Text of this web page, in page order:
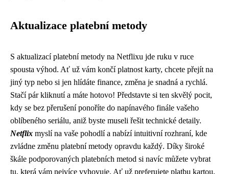
Aktualizace platební metody
S aktualizací platební metody na Netflixu jde ruku v ruce
spousta výhod. Ať už vám končí platnost karty, chcete přejít na
jiný typ nebo si jen hlídáte finance, změna je snadná a rychlá.
Stačí pár kliknutí a máte hotovo! Představte si ten skvělý pocit,
kdy se bez přerušení ponoříte do napínavého finále vašeho
oblíbeného seriálu, aniž byste museli řešit technické detaily.
Netflix myslí na vaše pohodlí a nabízí intuitivní rozhraní, kde
zvládne změnu platební metody opravdu každý. Díky široké
škále podporovaných platebních metod si navíc můžete vybrat
tu, která vám nejvíce vyhovuje. Ať už preferujete platbu kartou,